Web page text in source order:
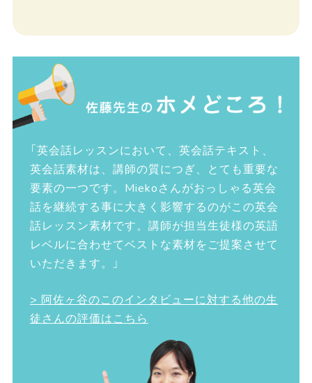
「英会話レッスンにおいて、英会話テキスト、
英会話素材は、講師の質につぎ、とても重要な
要素の一つです。Miekoさんがおっしゃる英会
話を継続する事に大きく影響するのがこの英会
話レッスン素材です。講師が担当生徒様の英語
レベルに合わせてベストな素材をご提案させて
いただきます。」
> 阿佐ヶ谷のこのインタビューに対する他の生
徒さんの評価はこちら